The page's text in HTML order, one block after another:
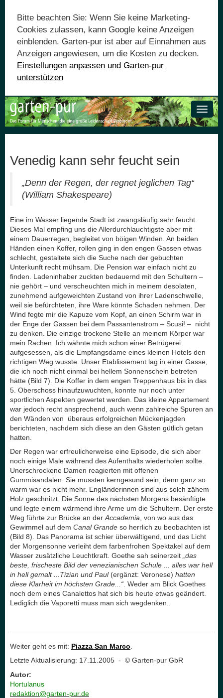
Bitte beachten Sie: Wenn Sie keine Marketing-
Cookies zulassen, kann Google keine Anzeigen
einblenden. Garten-pur ist aber auf Einnahmen aus
Anzeigen angewiesen, um die Kosten zu decken.
Einstellungen anpassen und Garten-pur
unterstützen
Toggle
Venedig kann sehr feucht sein
„Denn der Regen, der regnet jeglichen Tag“
(William Shakespeare)
Eine im Wasser liegende Stadt ist zwangsläufig sehr feucht.
Dieses Mal empfing uns die Allerdurchlauchtigste aber mit
einem Dauerregen, begleitet von böigen Winden. An beiden
Händen einen Koffer, rollen ging in den engen Gassen etwas
schlecht, gestaltete sich die Suche nach der gebuchten
Unterkunft recht mühsam. Die Pension war einfach nicht zu
finden. Ladeninhaber zuckten bedauernd mit den Schultern –
nie gehört – und verscheuchten mich in meinem desolaten,
zunehmend aufgeweichten Zustand von ihrer Ladenschwelle,
weil sie befürchteten, ihre Ware könnte Schaden nehmen. Der
Wind fegte mir die Kapuze vom Kopf, an einen Schirm war in
der Enge der Gassen bei dem Passantenstrom – Scusi! – nicht
zu denken. Die einzige trockene Stelle an meinem Körper war
mein Rachen. Ich wähnte mich schon einer Betrügerei
aufgesessen, als die Empfangsdame eines kleinen Hotels den
richtigen Weg wusste. Unser Etablissement lag in einer Gasse,
die ich noch nicht einmal bei hellem Sonnenschein betreten
hätte (Bild 7). Die Koffer in dem engen Treppenhaus bis in das
5. Oberschoss hinaufzuwuchten, konnte nur noch unter
sportlichen Aspekten gewertet werden. Das kleine Appartement
war jedoch recht ansprechend, auch wenn zahlreiche Spuren an
den Wänden von überaus erfolgreichen Mückenjagden
berichteten, nachdem sich diese an den Gästen gütlich getan
hatten.
Der Regen war erfreulicherweise eine Episode, die sich aber
noch einige Male während des Aufenthalts wiederholen sollte.
Unerschrockene Damen reagierten mit offenen
Gummisandalen. Sie mussten kerngesund sein, denn ganz so
warm war es nicht mehr. Engländerinnen sind aus solch zähem
Holz geschnitzt. Die Sonne des nächsten Morgens besänftigte
und legte einem wärmend ihre Arme um die Schultern. Der erste
Weg führte zur Brücke an der Accademia , von wo aus das
Gewimmel auf dem Canal Grande so herrlich zu beobachten ist
(Bild 8). Das Panorama ist schier überwältigend, und das Licht
der Morgensonne verleiht dem farbenfrohen Spektakel auf dem
Wasser zusätzliche Leuchtkraft. Goethe sah seinerzeit „das
beste, frischeste Bild der venezianischen Schule ... alles war hell
in hell gemalt ...Tizian und Paul(ergänzt: Veronese) hatten
diese Klarheit im höchsten Grade...“ . Weder am Blick Goethes
noch dem eines Canalettos hat sich bis heute etwas geändert.
Lediglich die Vaporetti muss man sich wegdenken..
Weiter geht es mit: Piazza San Marco
Letzte Aktualisierung: 17.11.2005 - © Garten-pur GbR
Autor:
Hortulanus
redaktion@garten-pur.de